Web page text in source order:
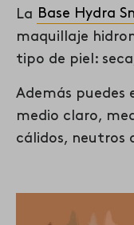
La Base Hydra
maquillaje
tipo de piel:
Además puedes
medio claro,
cálidos, neutros